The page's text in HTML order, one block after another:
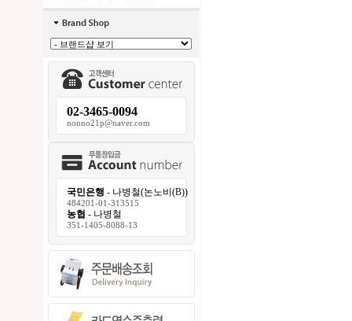
02-3465-0094
nonno21p@naver.com
국민은행 - 나병철(논노비(B))
484201-01-313515
농협 - 나병철
351-1405-8088-13